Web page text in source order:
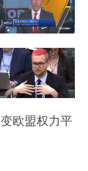
欧盟权力平